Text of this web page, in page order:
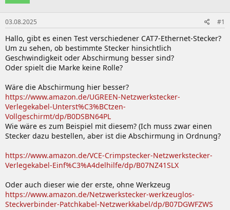
r
m
03.08.2025 #1
Hallo, gibt es einen Test verschiedener CAT7-Ethernet-Stecker?
Um zu sehen, ob bestimmte Stecker hinsichtlich
Geschwindigkeit oder Abschirmung besser sind?
Oder spielt die Marke keine Rolle?
Wäre die Abschirmung hier besser?
https://www.amazon.de/UGREEN-Netzwerkstecker-
Verlegekabel-Unterst%C3%BCtzen-
Vollgeschirmt/dp/B0DSBN64PL
Wie wäre es zum Beispiel mit diesem? (Ich muss zwar einen
Stecker dazu bestellen, aber ist die Abschirmung in Ordnung?
https://www.amazon.de/VCE-Crimpstecker-Netzwerkstecker-
Verlegekabel-Einf%C3%A4delhilfe/dp/B07NZ41SLX
Oder auch dieser wie der erste, ohne Werkzeug
https://www.amazon.de/Netzwerkstecker-werkzeuglos-
Steckverbinder-Patchkabel-Netzwerkkabel/dp/B07DGWFZWS